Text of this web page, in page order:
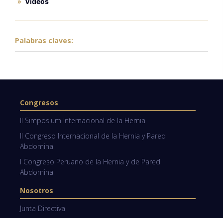
Palabras claves:
Congresos
II Simposium Internacional de la Hernia
II Congreso Internacional de la Hernia y Pared
Abdominal
I Congreso Peruano de la Hernia y de Pared
Abdominal
Nosotros
Junta Directiva